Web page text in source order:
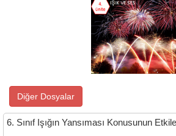
Diğer Dosyalar
6. Sınıf Işığın Yansıması Konusunun